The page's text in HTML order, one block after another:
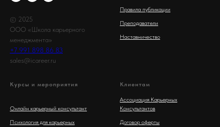
© 2025
ООО «Школа карьерного
менеджмента»
+7 991 898 86 83
sales@icareer.ru
Правила публикации
Преподаватели
Наставничество
Курсы и мероприятия
Онлайн карьерный консультант
Психология для карьерных
Клиентам
Ассоциация Карьерных
Консультантов
Договор оферты